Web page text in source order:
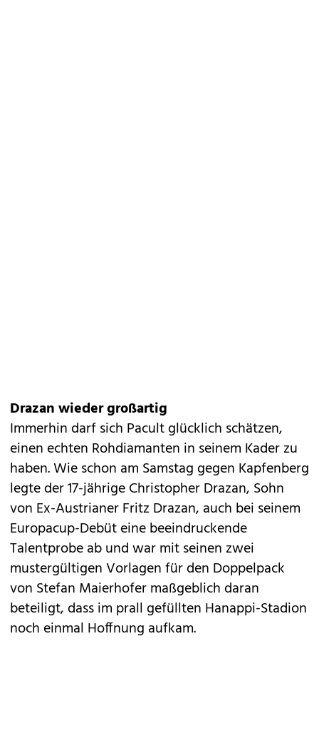
Drazan wieder großartig
Immerhin darf sich Pacult glücklich schätzen,
einen echten Rohdiamanten in seinem Kader zu
haben. Wie schon am Samstag gegen Kapfenberg
legte der 17-jährige Christopher Drazan, Sohn
von Ex-Austrianer Fritz Drazan, auch bei seinem
Europacup-Debüt eine beeindruckende
Talentprobe ab und war mit seinen zwei
mustergültigen Vorlagen für den Doppelpack
von Stefan Maierhofer maßgeblich daran
beteiligt, dass im prall gefüllten Hanappi-Stadion
noch einmal Hoffnung aufkam.